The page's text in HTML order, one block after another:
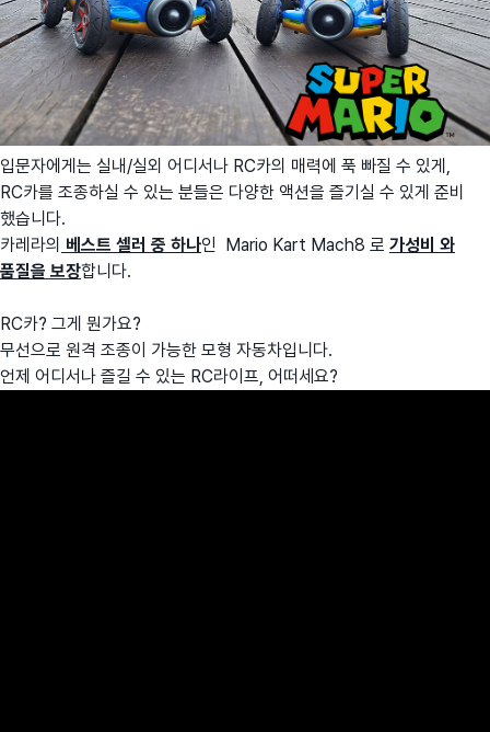
입문자에게는 실내/실외 어디서나 RC카의 매력에 푹 빠질 수 있게,
RC카를 조종하실 수 있는 분들은 다양한 액션을 즐기실 수 있게 준비
했습니다.
카레라의 베스트 셀러 중 하나인 Mario Kart Mach8 로 가성비 와
품질을 보장합니다.
RC카? 그게 뭔가요?
무선으로 원격 조종이 가능한 모형 자동차입니다.
언제 어디서나 즐길 수 있는 RC라이프, 어떠세요?